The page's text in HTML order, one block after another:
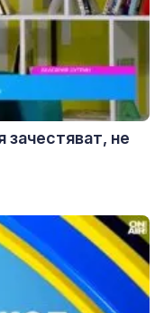
зачестяват, не